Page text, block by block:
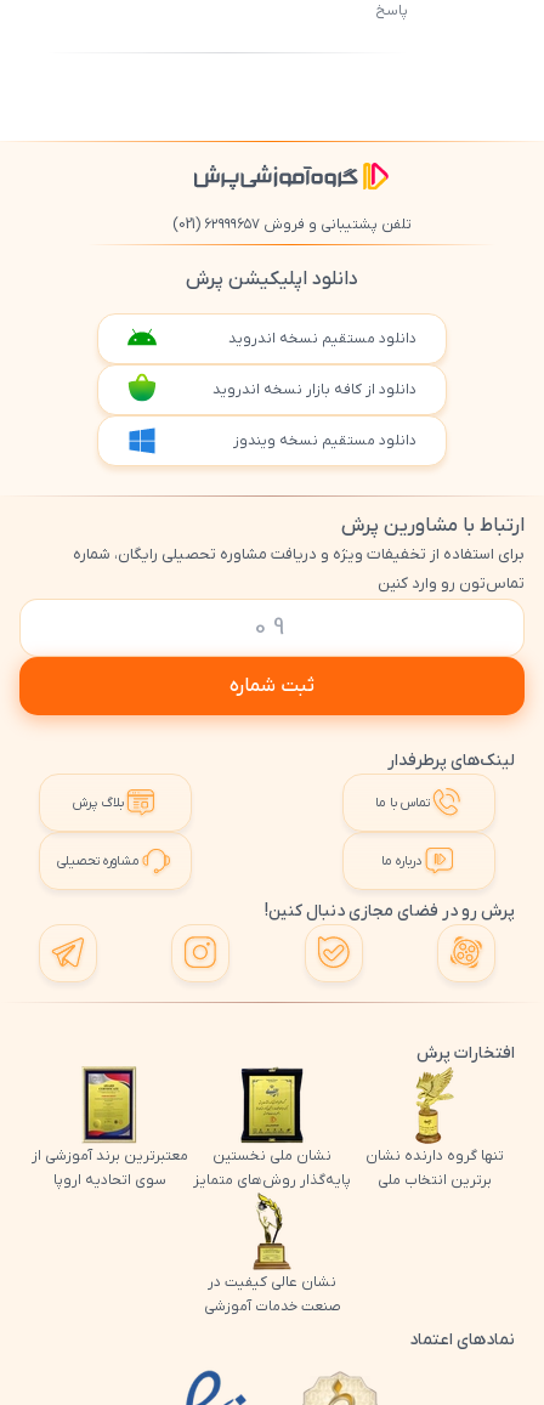
پاسخ
تلفن پشتیبانی و فروش ۶۲۹۹۹۶۵۷ (021)
دانلود اپلیکیشن پرش
دانلود مستقیم نسخه اندروید
دانلود از کافه بازار نسخه اندروید
دانلود مستقیم نسخه ویندوز
ارتباط با مشاورین پرش
برای استفاده از تخفیفات ویژه و دریافت مشاوره تحصیلی رایگان، شماره
تماس‌تون رو وارد کنین
ثبت شماره
لینک‌های پرطرفدار
تماس با ما بلاگ پرش
درباره ما مشاوره تحصیلی
پرش رو در فضای مجازی دنبال کنین!
افتخارات پرش
تنها گروه دارنده نشان
برترین انتخاب ملی
نشان ملی نخستین
پایه‌گذار روش‌های متمایز
معتبرترین برند آموزشی از
سوی اتحادیه اروپا
نشان عالی کیفیت در
صنعت خدمات آموزشی
نمادهای اعتماد